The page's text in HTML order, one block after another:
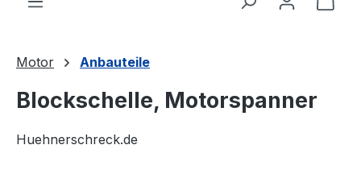
Motor Anbauteile
Blockschelle, Motorspanner
Huehnerschreck.de